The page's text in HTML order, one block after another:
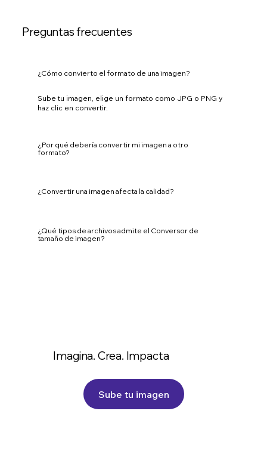
Preguntas frecuentes
¿Cómo convierto el formato de una imagen?
Sube tu imagen, elige un formato como JPG o PNG y
haz clic en convertir.
¿Por qué debería convertir mi imagen a otro
formato?
¿Convertir una imagen afecta la calidad?
¿Qué tipos de archivos admite el Conversor de
tamaño de imagen?
Imagina. Crea. Impacta
Sube tu imagen